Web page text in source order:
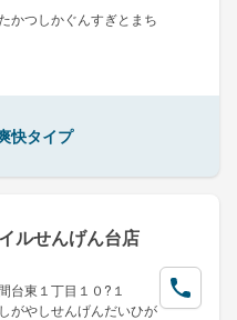
かつしかぐんすぎとまち
快タイプ
ルせんげん台店
台東１丁目１０?１
がやしせんげんだいひが